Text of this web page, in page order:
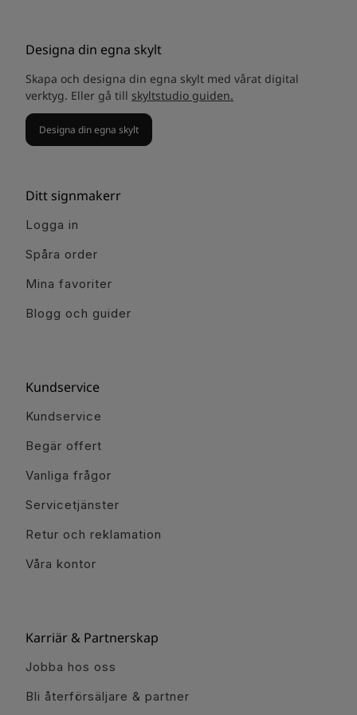
Designa din egna skylt
Skapa och designa din egna skylt med vårat digital
verktyg. Eller gå till skyltstudio guiden.
Designa din egna skylt
Ditt signmakerr
Logga in
Spåra order
Mina favoriter
Blogg och guider
Kundservice
Kundservice
Begär offert
Vanliga frågor
Servicetjänster
Retur och reklamation
Våra kontor
Karriär & Partnerskap
Jobba hos oss
Bli återförsäljare & partner